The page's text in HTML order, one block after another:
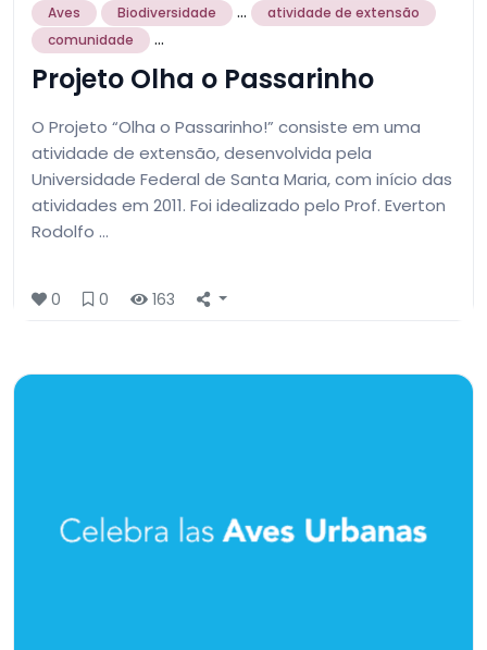
Aves Biodiversidade ...
atividade de extensão
comunidade
...
Projeto Olha o Passarinho
O Projeto “Olha o Passarinho!” consiste em uma
atividade de extensão, desenvolvida pela
Universidade Federal de Santa Maria, com início das
atividades em 2011. Foi idealizado pelo Prof. Everton
Rodolfo …
0 0 163